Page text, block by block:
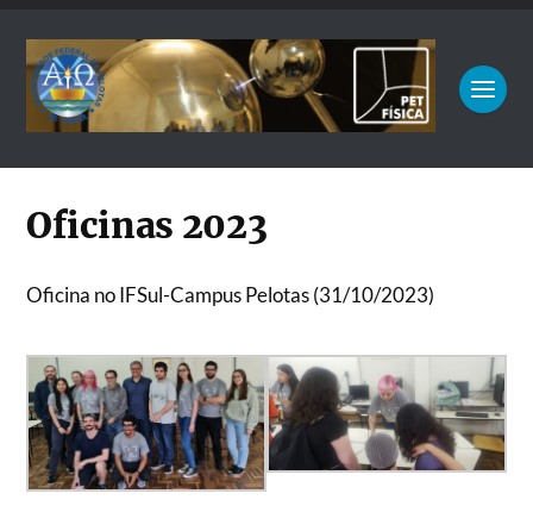
Oficinas 2023
Oficina no IFSul-Campus Pelotas (31/10/2023)